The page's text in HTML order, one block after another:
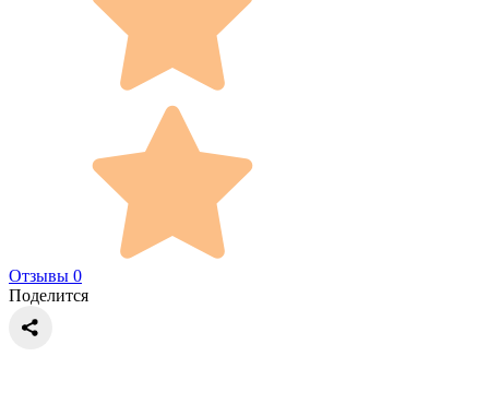
Отзывы 0
Поделится